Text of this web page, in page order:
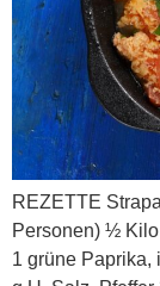
REZETTE
Personen) ½
1 grüne Paprika,